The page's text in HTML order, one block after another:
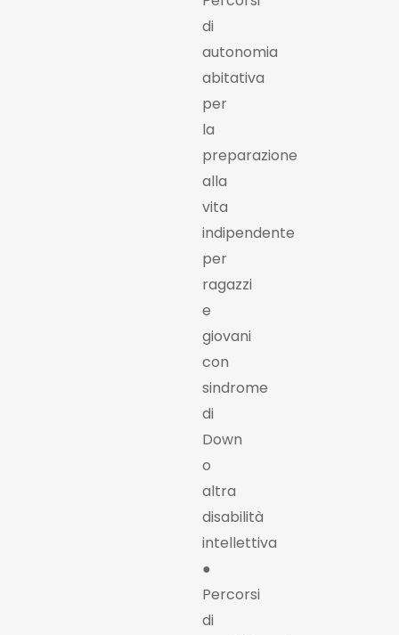
di
autonomia
abitativa
per
la
preparazione
alla
vita
indipendente
per
ragazzi
e
giovani
con
sindrome
di
Down
o
altra
disabilità
intellettiva
●
Percorsi
di